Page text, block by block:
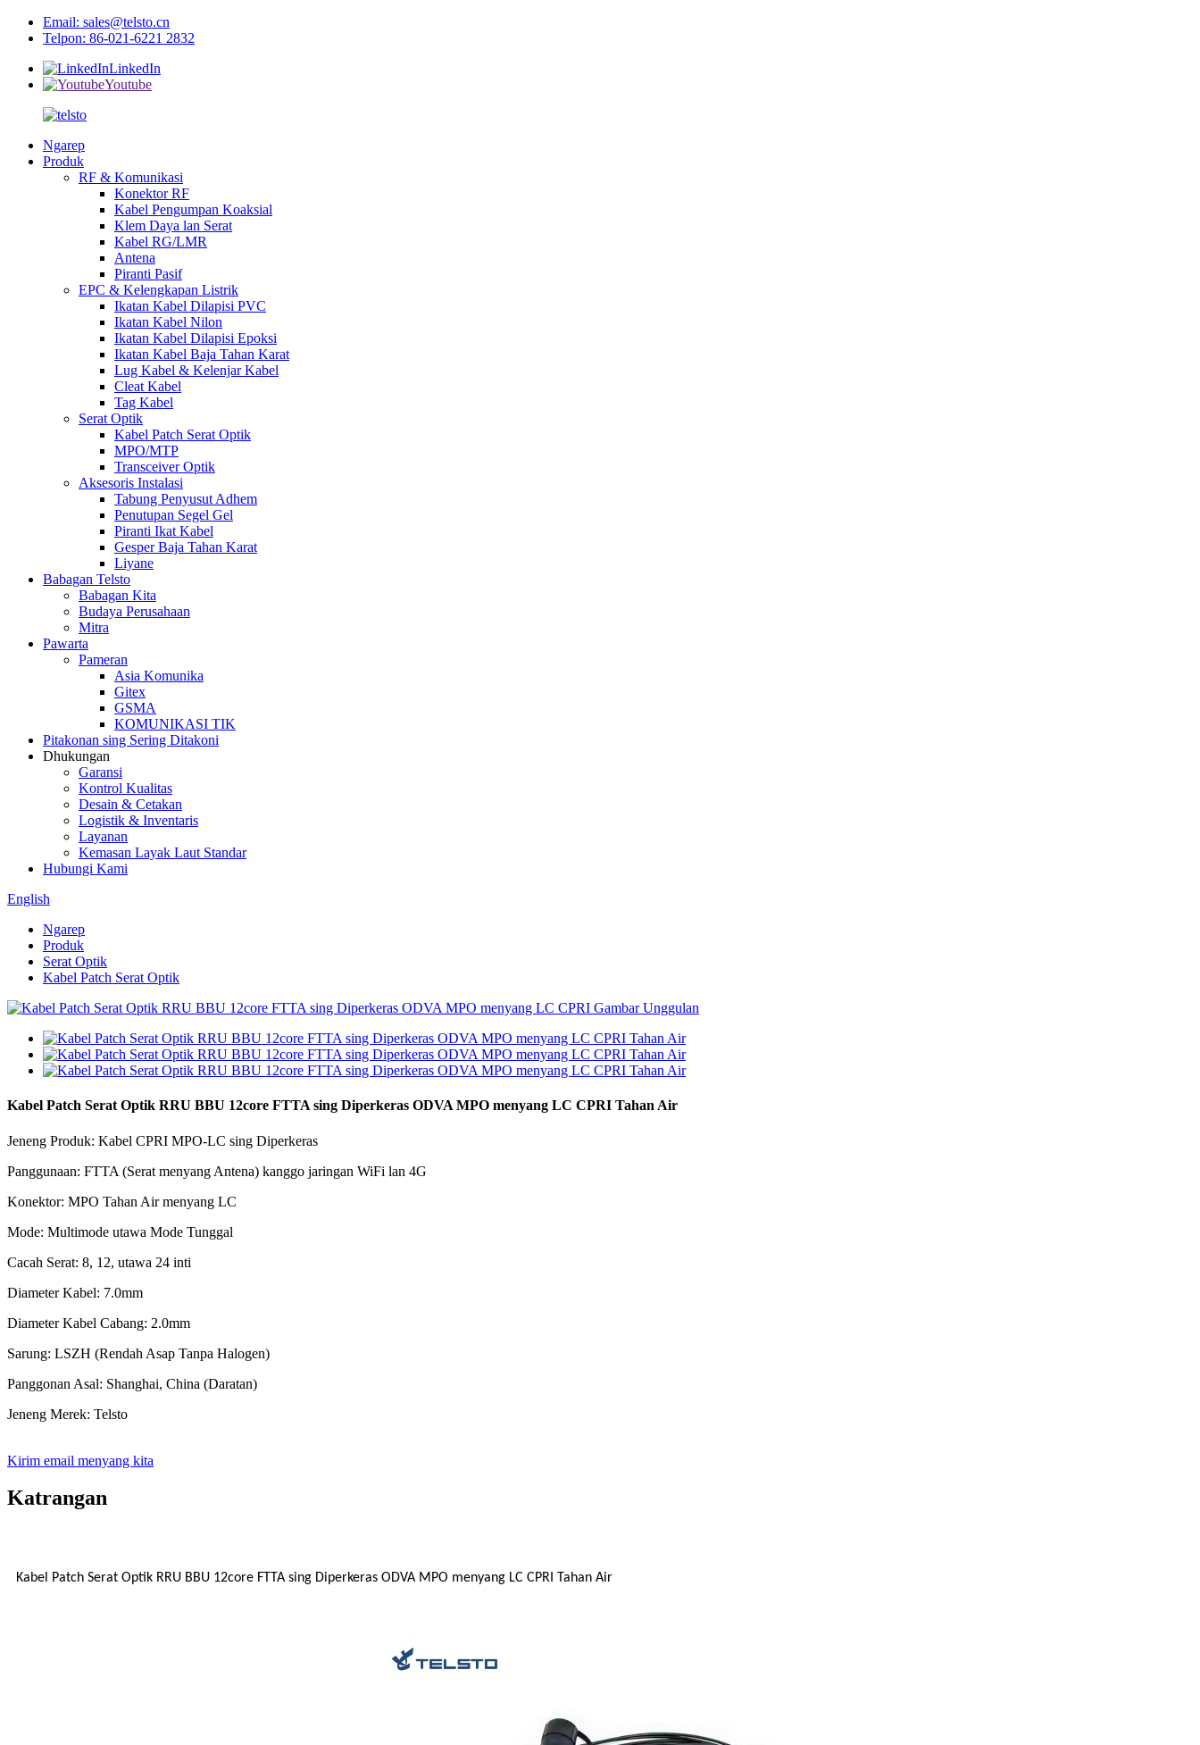
Email: sales@telsto.cn
Telpon: 86-021-6221 2832
LinkedIn
Youtube
Ngarep
Produk
RF & Komunikasi
Konektor RF
Kabel Pengumpan Koaksial
Klem Daya lan Serat
Kabel RG/LMR
Antena
Piranti Pasif
EPC & Kelengkapan Listrik
Ikatan Kabel Dilapisi PVC
Ikatan Kabel Nilon
Ikatan Kabel Dilapisi Epoksi
Ikatan Kabel Baja Tahan Karat
Lug Kabel & Kelenjar Kabel
Cleat Kabel
Tag Kabel
Serat Optik
Kabel Patch Serat Optik
MPO/MTP
Transceiver Optik
Aksesoris Instalasi
Tabung Penyusut Adhem
Penutupan Segel Gel
Piranti Ikat Kabel
Gesper Baja Tahan Karat
Liyane
Babagan Telsto
Babagan Kita
Budaya Perusahaan
Mitra
Pawarta
Pameran
Asia Komunika
Gitex
GSMA
KOMUNIKASI TIK
Pitakonan sing Sering Ditakoni
Dhukungan
Garansi
Kontrol Kualitas
Desain & Cetakan
Logistik & Inventaris
Layanan
Kemasan Layak Laut Standar
Hubungi Kami
English
Ngarep
Produk
Serat Optik
Kabel Patch Serat Optik
Kabel Patch Serat Optik RRU BBU 12core FTTA sing Diperkeras ODVA MPO menyang LC CPRI Tahan Air
Jeneng Produk: Kabel CPRI MPO-LC sing Diperkeras
Panggunaan: FTTA (Serat menyang Antena) kanggo jaringan WiFi lan 4G
Konektor: MPO Tahan Air menyang LC
Mode: Multimode utawa Mode Tunggal
Cacah Serat: 8, 12, utawa 24 inti
Diameter Kabel: 7.0mm
Diameter Kabel Cabang: 2.0mm
Sarung: LSZH (Rendah Asap Tanpa Halogen)
Panggonan Asal: Shanghai, China (Daratan)
Jeneng Merek: Telsto
Kirim email menyang kita
Katrangan
Kabel Patch Serat Optik RRU BBU 12core FTTA sing Diperkeras ODVA MPO menyang LC CPRI Tahan Air